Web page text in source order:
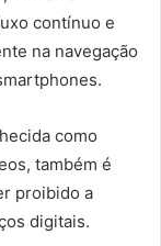
contínuo e
na navegação
como
também é
proibido a
digitais.